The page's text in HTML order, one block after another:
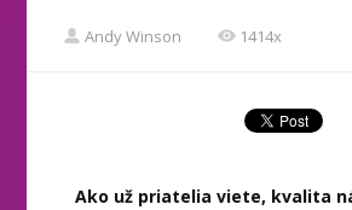
Andy Winson 1414x
Ako už priatelia viete, kvalita